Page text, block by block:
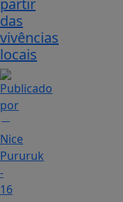
partir
das
vivências
locais
Nice
Pururuk
-
16